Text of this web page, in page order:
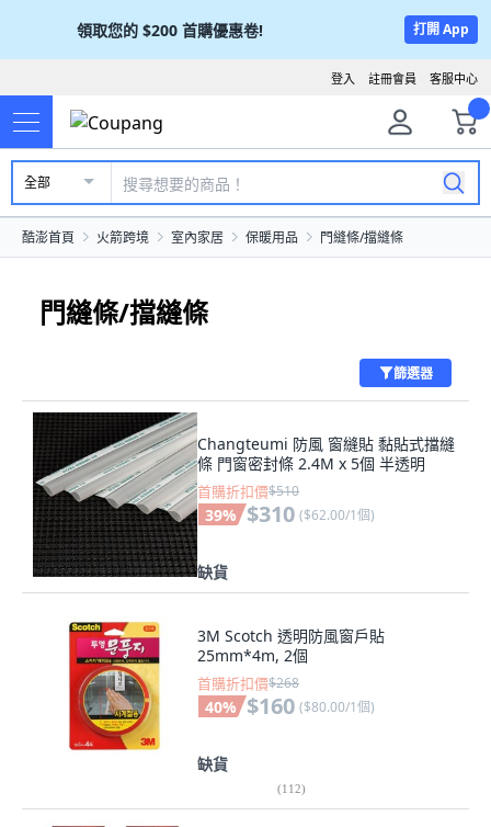
領取您的 $200 首購優惠卷! 打開 App
客服中心
註冊會員
登入
全部
酷澎首頁 火箭跨境 室內家居 保暖用品 門縫條/擋縫條
門縫條/擋縫條
篩選器
Changteumi 防風 窗縫貼 黏貼式擋縫
條 門窗密封條 2.4M x 5個 半透明
首購折扣價$510
39% $310 ($62.00/1個)
缺貨
3M Scotch 透明防風窗戶貼
25mm*4m, 2個
首購折扣價$268
40% $160 ($80.00/1個)
缺貨
(112)